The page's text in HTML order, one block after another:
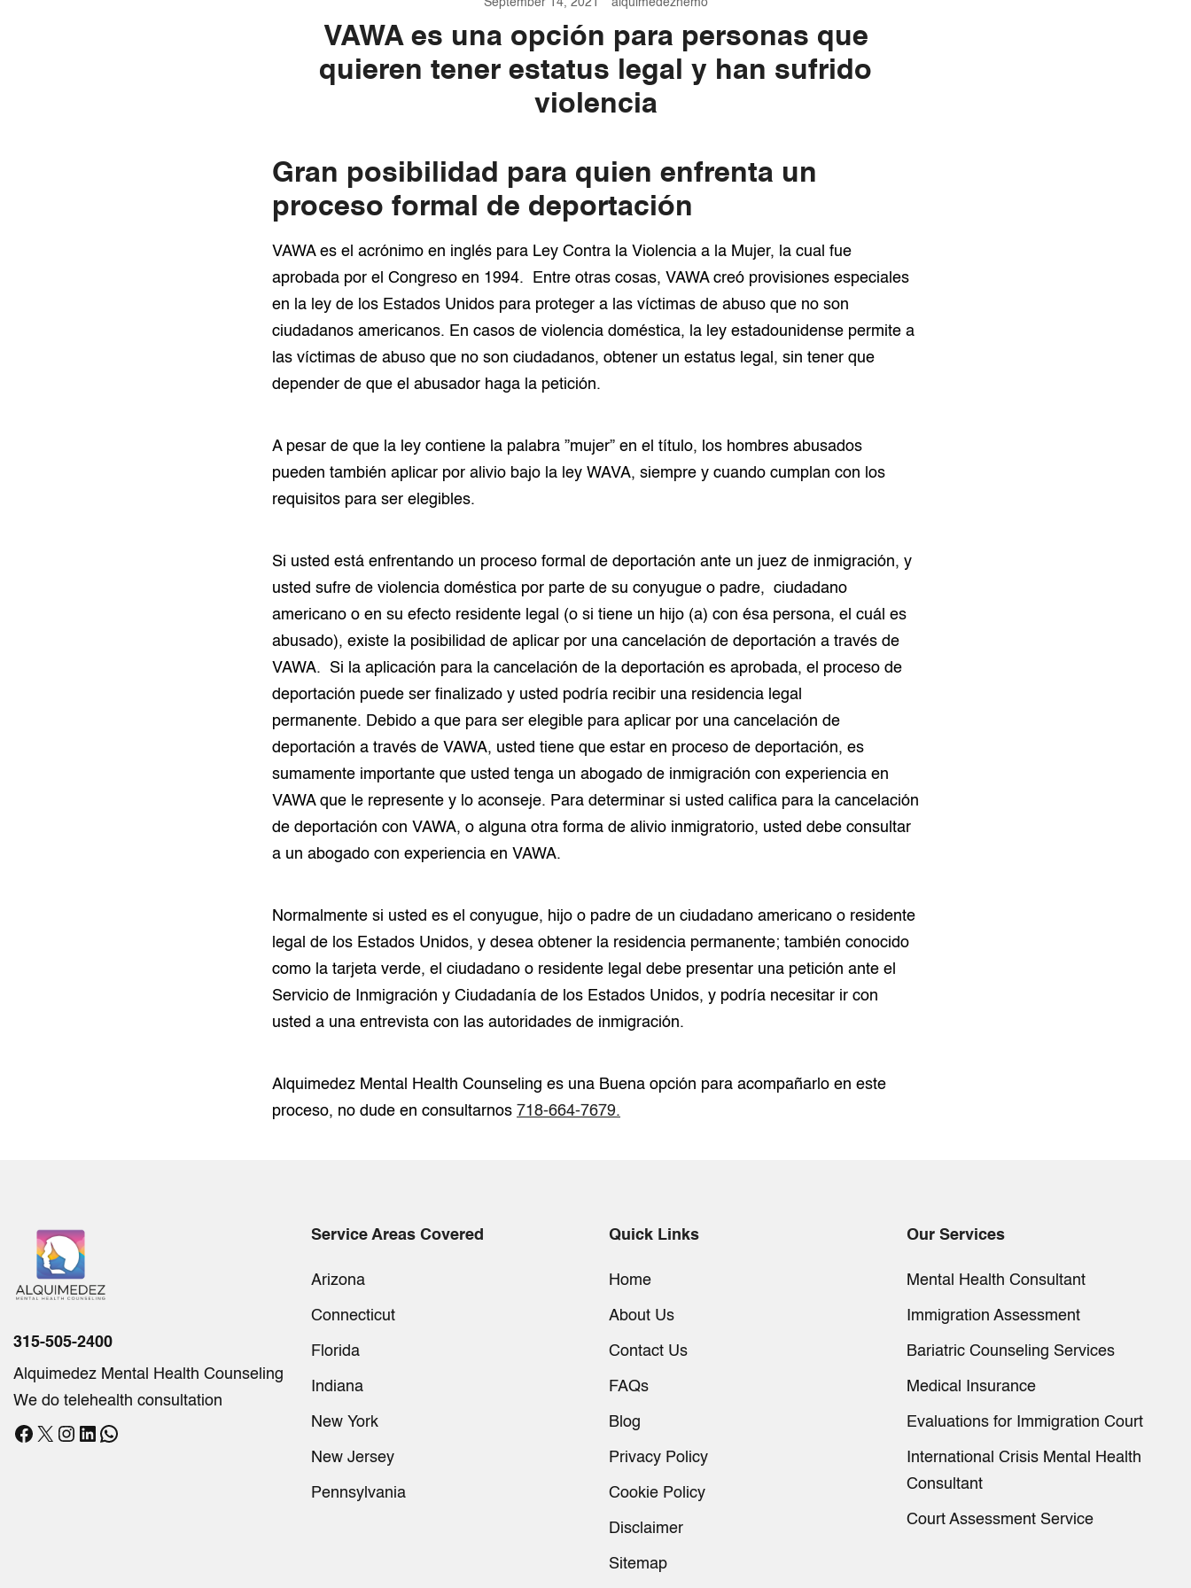
September 14, 2021 alquimedezhemo
VAWA es una opción para personas que
quieren tener estatus legal y han sufrido
violencia
Gran posibilidad para quien enfrenta un
proceso formal de deportación
VAWA es el acrónimo en inglés para Ley Contra la Violencia a la Mujer, la cual fue
aprobada por el Congreso en 1994. Entre otras cosas, VAWA creó provisiones especiales
en la ley de los Estados Unidos para proteger a las víctimas de abuso que no son
ciudadanos americanos. En casos de violencia doméstica, la ley estadounidense permite a
las víctimas de abuso que no son ciudadanos, obtener un estatus legal, sin tener que
depender de que el abusador haga la petición.
A pesar de que la ley contiene la palabra ”mujer” en el título, los hombres abusados
pueden también aplicar por alivio bajo la ley WAVA, siempre y cuando cumplan con los
requisitos para ser elegibles.
Si usted está enfrentando un proceso formal de deportación ante un juez de inmigración, y
usted sufre de violencia doméstica por parte de su conyugue o padre, ciudadano
americano o en su efecto residente legal (o si tiene un hijo (a) con ésa persona, el cuál es
abusado), existe la posibilidad de aplicar por una cancelación de deportación a través de
VAWA. Si la aplicación para la cancelación de la deportación es aprobada, el proceso de
deportación puede ser finalizado y usted podría recibir una residencia legal
permanente. Debido a que para ser elegible para aplicar por una cancelación de
deportación a través de VAWA, usted tiene que estar en proceso de deportación, es
sumamente importante que usted tenga un abogado de inmigración con experiencia en
VAWA que le represente y lo aconseje. Para determinar si usted califica para la cancelación
de deportación con VAWA, o alguna otra forma de alivio inmigratorio, usted debe consultar
a un abogado con experiencia en VAWA.
Normalmente si usted es el conyugue, hijo o padre de un ciudadano americano o residente
legal de los Estados Unidos, y desea obtener la residencia permanente; también conocido
como la tarjeta verde, el ciudadano o residente legal debe presentar una petición ante el
Servicio de Inmigración y Ciudadanía de los Estados Unidos, y podría necesitar ir con
usted a una entrevista con las autoridades de inmigración.
Alquimedez Mental Health Counseling es una Buena opción para acompañarlo en este
proceso, no dude en consultarnos 718-664-7679.
315-505-2400
Alquimedez Mental Health Counseling
We do telehealth consultation
Facebook
X Instagram
LinkedIn
WhatsApp
Service Areas Covered
Arizona
Connecticut
Florida
Indiana
New York
New Jersey
Pennsylvania
Quick Links
Home
About Us
Contact Us
FAQs
Blog
Privacy Policy
Cookie Policy
Disclaimer
Sitemap
Our Services
Mental Health Consultant
Immigration Assessment
Bariatric Counseling Services
Medical Insurance
Evaluations for Immigration Court
International Crisis Mental Health
Consultant
Court Assessment Service